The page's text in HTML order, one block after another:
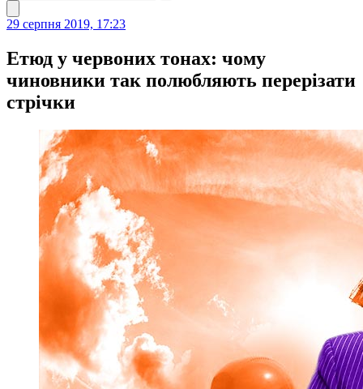
29 серпня 2019, 17:23
Етюд у червоних тонах: чому
чиновники так полюбляють перерізати
стрічки